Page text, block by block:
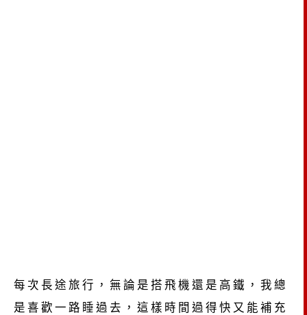
每次長途旅行，無論是搭飛機還是高鐵，我總
是喜歡一路睡過去，這樣時間過得快又能補充